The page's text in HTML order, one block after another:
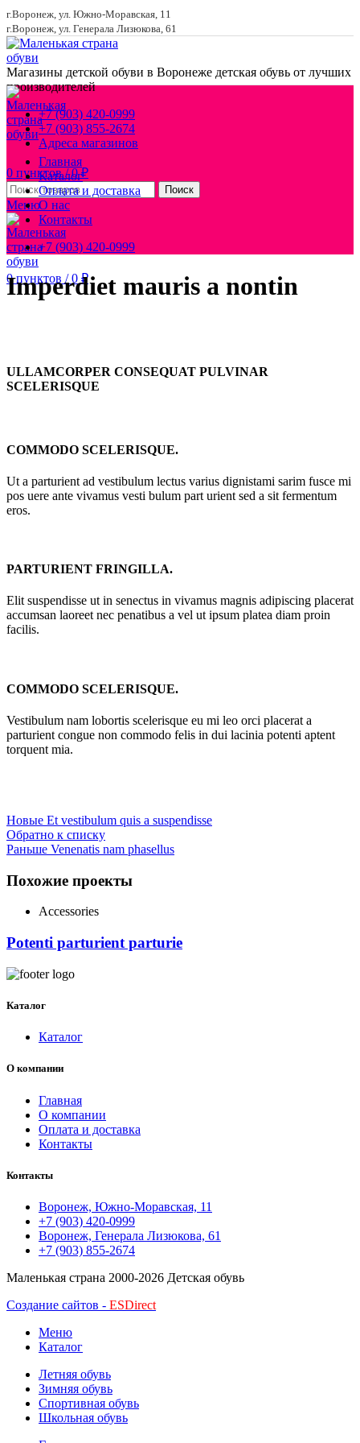
г.Воронеж, ул. Южно-Моравская, 11
г.Воронеж, ул. Генерала Лизюкова, 61
Магазины детской обуви в Воронеже детская обувь от лучших
производителей
+7 (903) 420-0999
+7 (903) 855-2674
Адреса магазинов
0 пунктов / 0₽
Поиск
Меню
0пунктов / 0 ₽
Главная
Каталог
Оплата и доставка
О нас
Контакты
+7 (903) 420-0999
Imperdiet mauris a nontin
ULLAMCORPER CONSEQUAT PULVINAR
SCELERISQUE
COMMODO SCELERISQUE.
Ut a parturient ad vestibulum lectus varius dignistami sarim fusce mi
pos uere ante vivamus vesti bulum part urient sed a sit fermentum
eros.
PARTURIENT FRINGILLA.
Elit suspendisse ut in senectus in vivamus magnis adipiscing placerat
accumsan laoreet nec penatibus a vel ut ipsum platea diam proin
facilis.
COMMODO SCELERISQUE.
Vestibulum nam lobortis scelerisque eu mi leo orci placerat a
parturient congue non commodo felis in dui lacinia potenti aptent
torquent mia.
Новые Et vestibulum quis a suspendisse
Обратно к списку
Раньше Venenatis nam phasellus
Похожие проекты
Accessories
Potenti parturient parturie
Каталог
Каталог
О компании
Главная
О компании
Оплата и доставка
Контакты
Контакты
Воронеж, Южно-Моравская, 11
+7 (903) 420-0999
Воронеж, Генерала Лизюкова, 61
+7 (903) 855-2674
Маленькая страна 2000-2026 Детская обувь
Создание сайтов - ESDirect
Меню
Каталог
Летняя обувь
Зимняя обувь
Спортивная обувь
Школьная обувь